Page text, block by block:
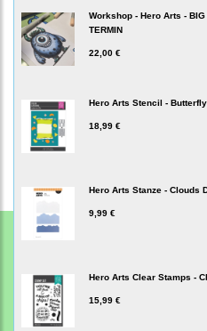
Workshop - Hero Arts - BIG
TERMIN
22,00 €
Hero Arts Stencil -
18,99 €
Hero Arts Stanze - Clouds
9,99 €
Hero Arts Clear Stamps -
15,99 €